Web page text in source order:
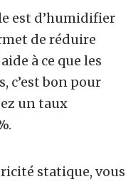
est d’humidifier
de réduire
à ce que les
c’est bon pour
un taux
statique, vous